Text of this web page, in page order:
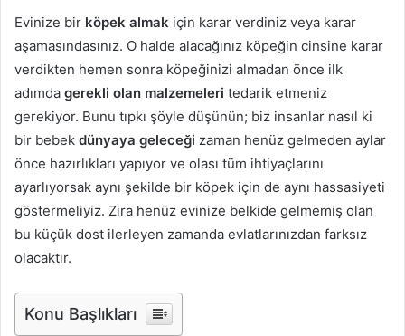
Evinize bir köpek almak için karar verdiniz veya karar
aşamasındasınız. O halde alacağınız köpeğin cinsine karar
verdikten hemen sonra köpeğinizi almadan önce ilk
adımda gerekli olan malzemeleri tedarik etmeniz
gerekiyor. Bunu tıpkı şöyle düşünün; biz insanlar nasıl ki
bir bebek dünyaya geleceği zaman henüz gelmeden aylar
önce hazırlıkları yapıyor ve olası tüm ihtiyaçlarını
ayarlıyorsak aynı şekilde bir köpek için de aynı hassasiyeti
göstermeliyiz. Zira henüz evinize belkide gelmemiş olan
bu küçük dost ilerleyen zamanda evlatlarınızdan farksız
olacaktır.
Konu Başlıkları